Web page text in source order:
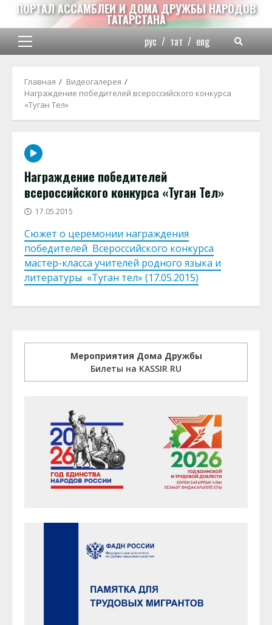
Перейти
содержимому
ПОРТАЛ АССАМБЛЕИ И ДОМА ДРУЖБЫ НАРОДОВ
ТАТАРСТАНА
Основное
рус / тат / eng
Главная
Видеогалерея
Награждение победителей всероссийского конкурса
«Туган Тел»
Награждение победителей
всероссийского конкурса «Туган Тел»
17.05.2015
Сюжет о церемонии награждения
победителей Всероссийского конкурса
мастер-класса учителей родного языка и
литературы «Туган тел» (17.05.2015)
Мероприятия Дома Дружбы
Билеты на KASSIR RU